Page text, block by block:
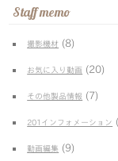
Staff memo
撮影機材 (8)
お気に入り動画 (20)
その他製品情報 (7)
201インフォメーション
動画編集 (9)